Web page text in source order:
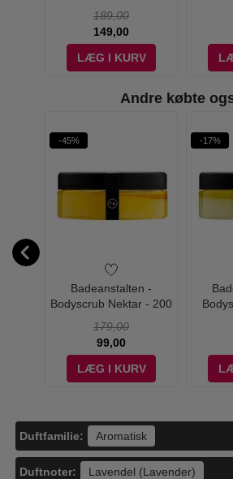
189,00
149,00
LÆG I KURV
Andre købte
-45%
Badeanstalten -
Bodyscrub Nektar - 200
179,00
99,00
LÆG I KURV
-17%
Duftfamilie: Aromatisk
Duftnoter: Lavendel (Lavender)